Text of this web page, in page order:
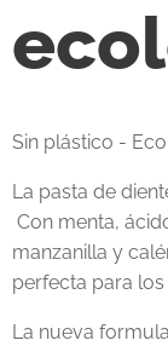
Sin plástico -
La pasta de
Con menta,
manzanilla y
perfecta para los
La nueva